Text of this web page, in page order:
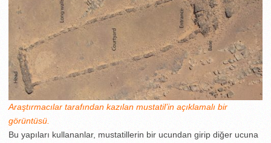
Araştırmacılar tarafından kazılan mustatil’in açıklamalı bir
görüntüsü.
Bu yapıları kullananlar, mustatillerin bir ucundan girip diğer ucuna